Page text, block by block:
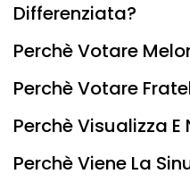
Differenziata?
Perchè Votare
Perchè Votare
Perchè Visualizza E
Perchè Viene La